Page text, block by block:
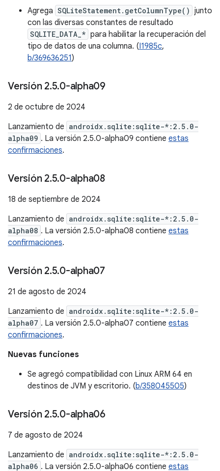
Agrega SQLiteStatement.getColumnType() junto
con las diversas constantes de resultado
SQLITE_DATA_* para habilitar la recuperación del
tipo de datos de una columna. (I1985c,
b/369636251)
Versión 2.5.0-alpha09
2 de octubre de 2024
Lanzamiento de androidx.sqlite:sqlite-*:2.5.0-
alpha09 . La versión 2.5.0-alpha09 contiene estas
confirmaciones.
Versión 2.5.0-alpha08
18 de septiembre de 2024
Lanzamiento de androidx.sqlite:sqlite-*:2.5.0-
alpha08 . La versión 2.5.0-alpha08 contiene estas
confirmaciones.
Versión 2.5.0-alpha07
21 de agosto de 2024
Lanzamiento de androidx.sqlite:sqlite-*:2.5.0-
alpha07 . La versión 2.5.0-alpha07 contiene estas
confirmaciones.
Nuevas funciones
Se agregó compatibilidad con Linux ARM 64 en
destinos de JVM y escritorio. (b/358045505)
Versión 2.5.0-alpha06
7 de agosto de 2024
Lanzamiento de androidx.sqlite:sqlite-*:2.5.0-
alpha06 . La versión 2.5.0-alpha06 contiene estas